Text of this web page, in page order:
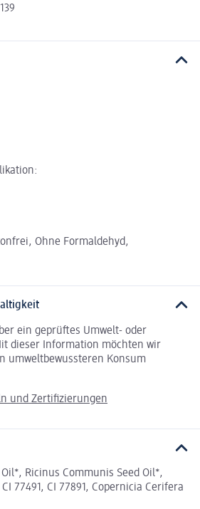
Ohne Formaldehyd,
ein geprüftes Umwelt- oder
dieser Information möchten wir
umweltbewussteren Konsum
und Zertifizierungen
Ricinus Communis Seed Oil*,
77491, CI 77891, Copernicia Cerifera